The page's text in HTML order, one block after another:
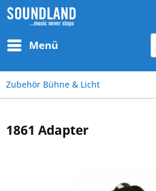
Menü
Zubehör Bühne & Licht
1861 Adapter